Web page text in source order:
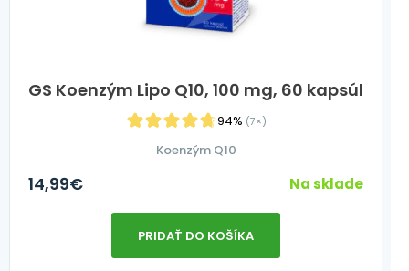
GS Koenzým Lipo Q10, 100 mg, 60 kapsúl
94% (7×)
Koenzým Q10
14,99€ Na sklade
PRIDAŤ DO KOŠÍKA